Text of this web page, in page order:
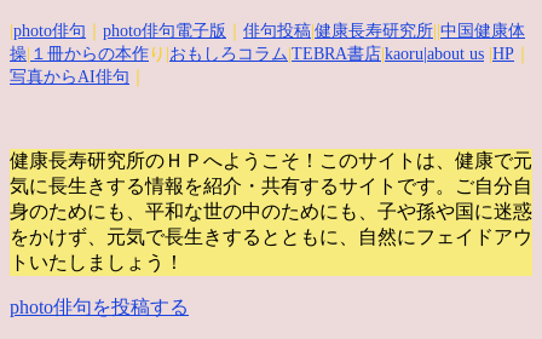
photo俳句 photo俳句電子版 俳句投稿 健康長寿研究所 中国健康体
操 １冊からの本作 り| おもしろコラム TEBRA書店 kaoru |about us HP
写真からAI俳句
健康長寿研究所のＨＰへようこそ！このサイトは、健康で元
気に長生きする情報を紹介・共有するサイトです。
ご自分自
身のためにも、平和な世の中のためにも、子や孫や国に迷惑
をかけず、元気で長生きするとともに、自然にフェイドアウ
トいたしましょう！
photo俳句を投稿する